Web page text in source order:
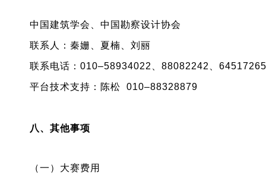
中国建筑学会、中国勘察设计协会
联系人：秦姗、夏楠、刘丽
联系电话：010–58934022、88082242、64517265
平台技术支持：陈松 010–88328879
八、其他事项
（一）大赛费用